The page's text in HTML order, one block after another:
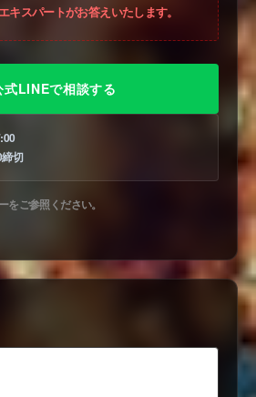
キスパートがお答えいたします。
式LINEで相談する
切
をご参照ください。